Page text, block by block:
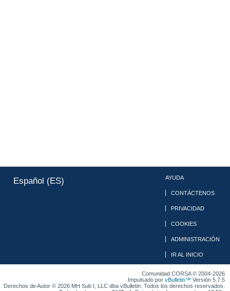
Español (ES) AYUDA
CONTÁCTENOS
PRIVACIDAD
COOKIES
ADMINISTRACIÓN
IR AL INICIO
Comunidad CORSA © 2004-2026
Impulsado por vBulletin™ Versión 5.7.5
Derechos de Autor © 2026 MH Sub I, LLC dba vBulletin. Todos los derechos reservados.